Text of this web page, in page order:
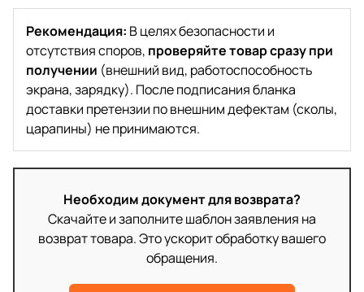
Рекомендация: В целях безопасности и
отсутствия споров, проверяйте товар сразу при
получении (внешний вид, работоспособность
экрана, зарядку). После подписания бланка
доставки претензии по внешним дефектам (сколы,
царапины) не принимаются.
Необходим документ для возврата?
Скачайте и заполните шаблон заявления на
возврат товара. Это ускорит обработку вашего
обращения.